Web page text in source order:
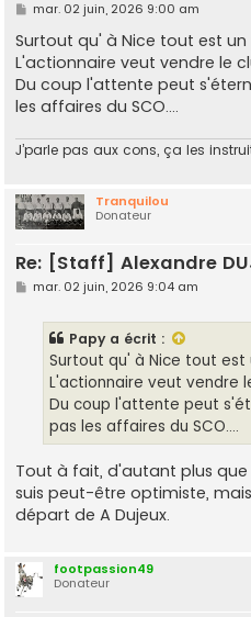
M
s
s
a
g
e
mar. 02 juin, 2026 9:00 am
Surtout qu' à Nice tout est un
L'actionnaire veut vendre le
Du coup l'attente peut
les affaires du SCO....
J’parle pas aux cons, ça les
Tranquilou
Donateur
Re: [Staff] Alexandre
M
mar. 02 juin, 2026 9:04 am
Papya écrit :
Surtout qu' à Nice tout est
L'actionnaire veut vendre
Du coup l'attente peut
pas les affaires du SCO....
Tout à fait, d'autant plus que
suis peut-être optimiste,
départ de A Dujeux.
footpassion49
Donateur